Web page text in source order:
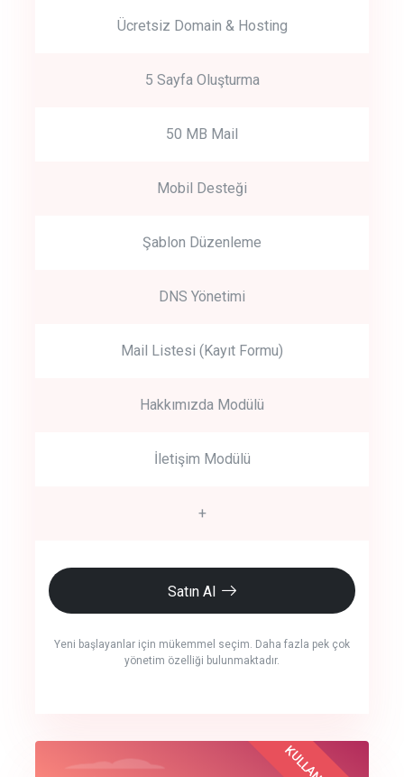
Ücretsiz Domain & Hosting
5 Sayfa Oluşturma
50 MB Mail
Mobil Desteği
Şablon Düzenleme
DNS Yönetimi
Mail Listesi (Kayıt Formu)
Hakkımızda Modülü
İletişim Modülü
+
Satın Al
Yeni başlayanlar için mükemmel seçim. Daha fazla pek çok
yönetim özelliği bulunmaktadır.
crm auto cync